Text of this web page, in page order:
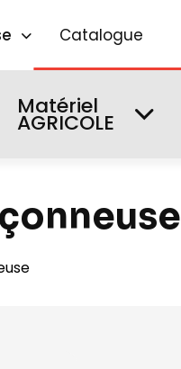
Catalogue
Matériel
AGRICOLE